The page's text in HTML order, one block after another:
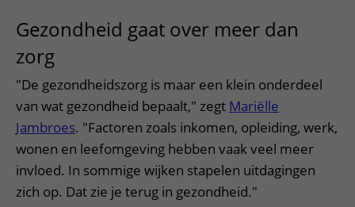
Gezondheid gaat over meer dan
zorg
"De gezondheidszorg is maar een klein onderdeel
van wat gezondheid bepaalt," zegt Mariëlle
Jambroes. "Factoren zoals inkomen, opleiding, werk,
wonen en leefomgeving hebben vaak veel meer
invloed. In sommige wijken stapelen uitdagingen
zich op. Dat zie je terug in gezondheid."